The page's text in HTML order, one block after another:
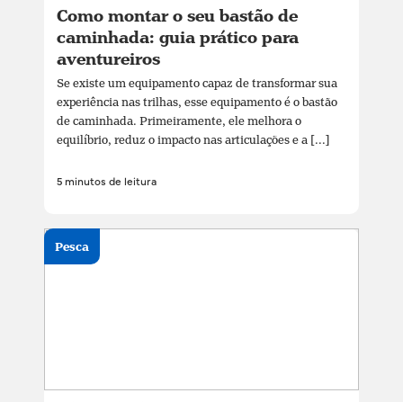
Como montar o seu bastão de
caminhada: guia prático para
aventureiros
Se existe um equipamento capaz de transformar sua
experiência nas trilhas, esse equipamento é o bastão
de caminhada. Primeiramente, ele melhora o
equilíbrio, reduz o impacto nas articulações e a [...]
5 minutos de leitura
Pesca